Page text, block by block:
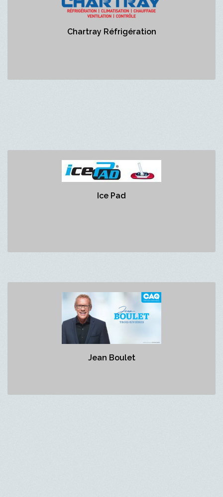
Chartray Réfrigération
https://chartray.com/
Ice Pad
Ice Pad
Jean Boulet
Jean Boulet
http://www.assnat.qc.ca/fr/deputes/boulet-jean-17899/index.html?
appelant=MC
Député de Trois-Rivieres